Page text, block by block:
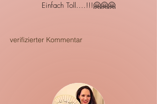
Einfach Toll....!!!🤗🤗🤗
verifizierter Kommentar